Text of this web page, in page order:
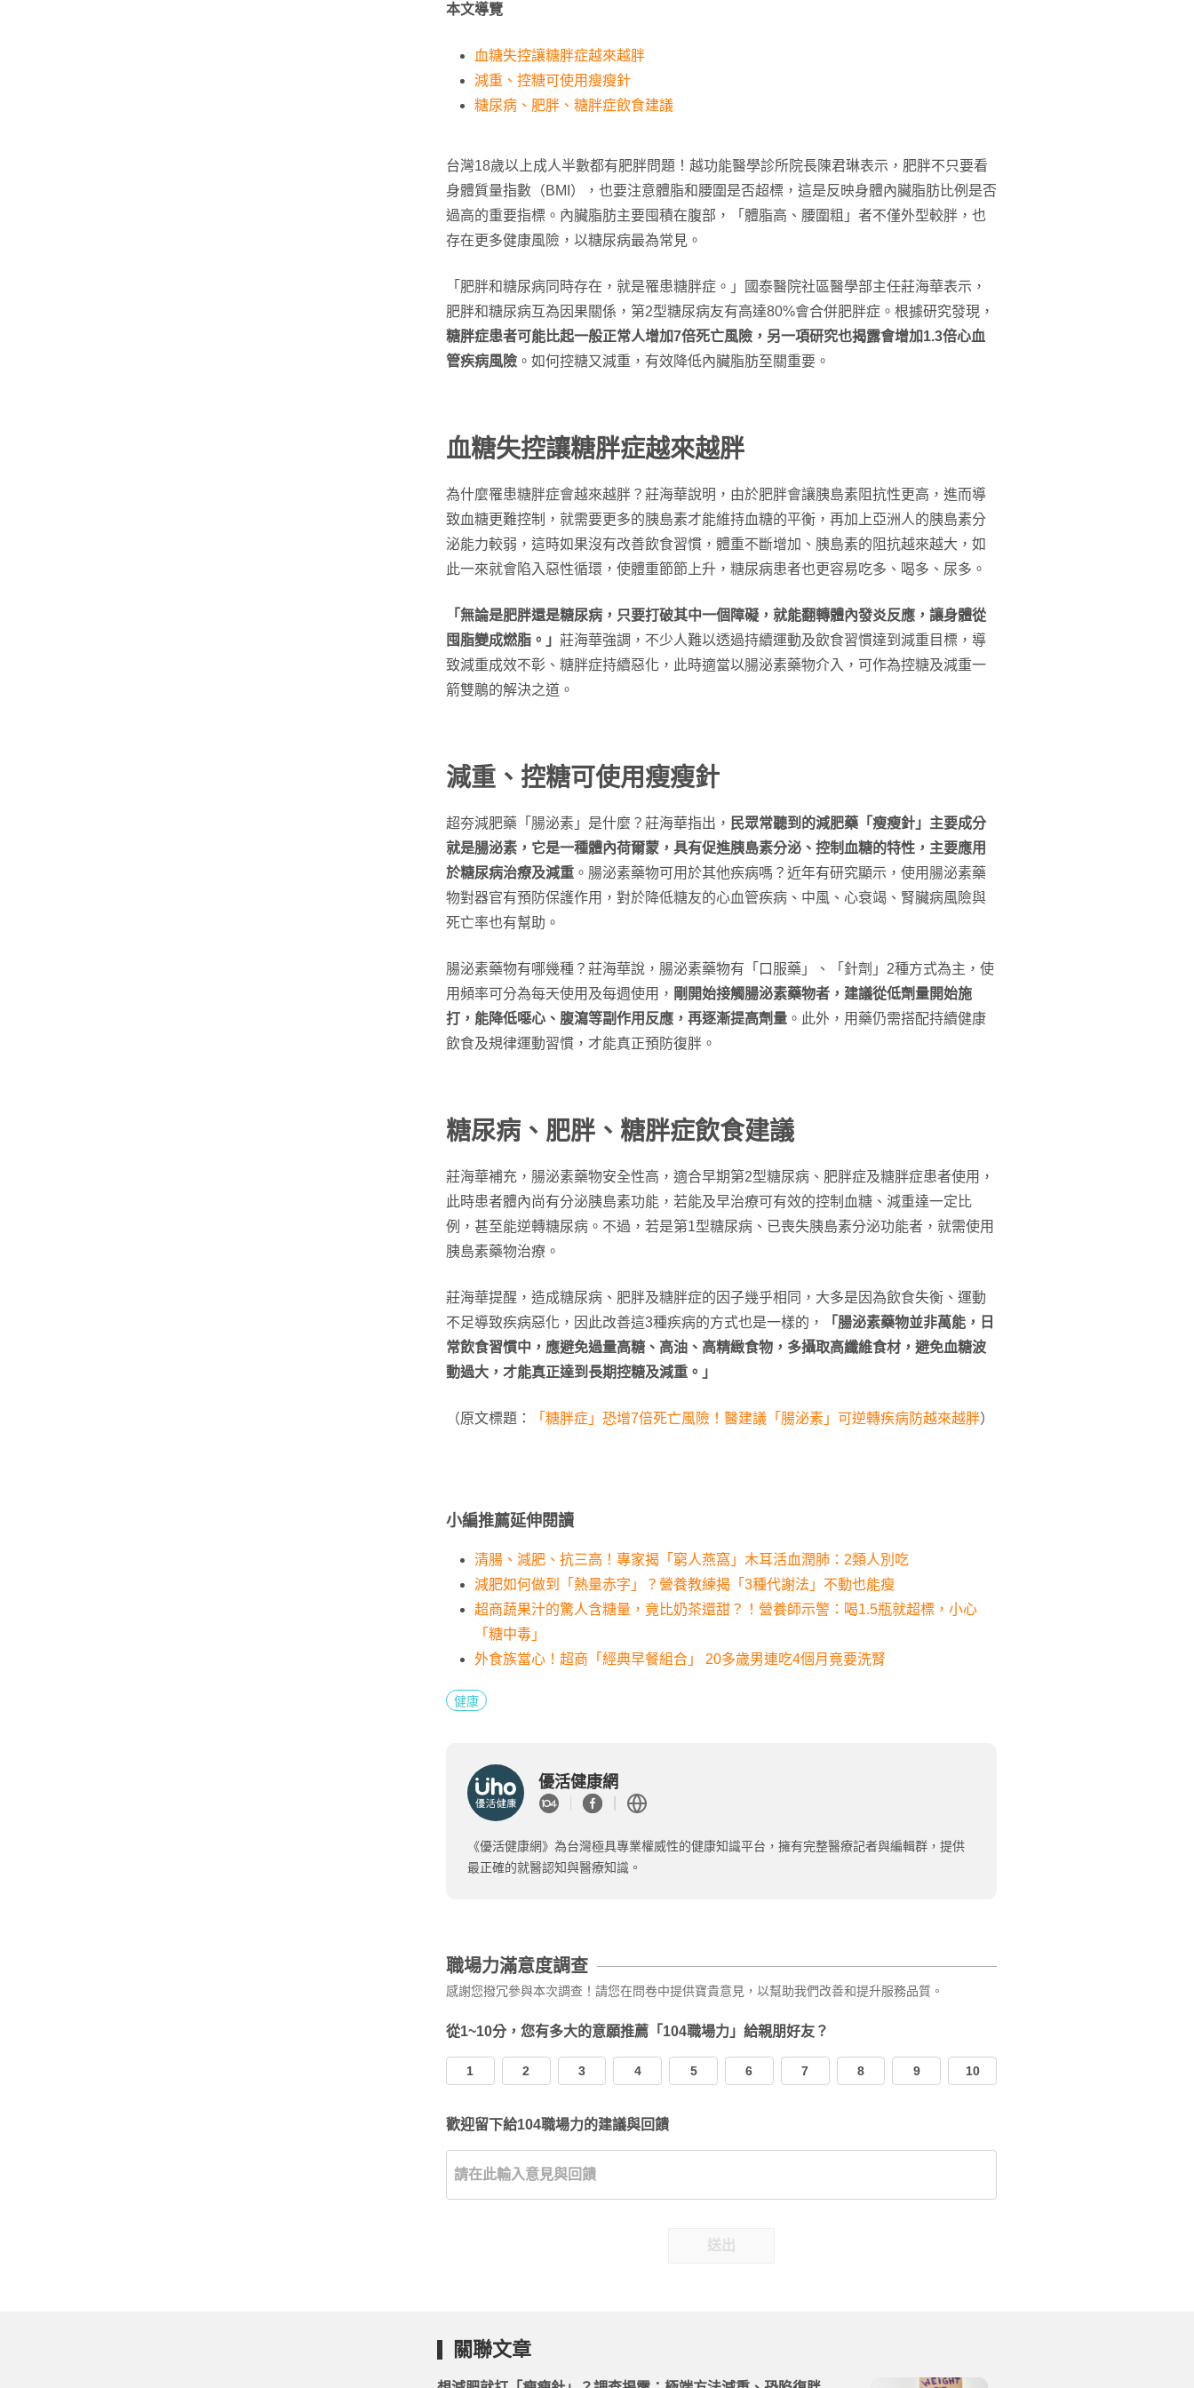
本文導覽
血糖失控讓糖胖症越來越胖
減重、控糖可使用瘦瘦針
糖尿病、肥胖、糖胖症飲食建議
台灣18歲以上成人半數都有肥胖問題！越功能醫學診所院長陳君琳表示，肥胖不只要看
身體質量指數（BMI），也要注意體脂和腰圍是否超標，這是反映身體內臟脂肪比例是否
過高的重要指標。內臟脂肪主要囤積在腹部，「體脂高、腰圍粗」者不僅外型較胖，也
存在更多健康風險，以糖尿病最為常見。
「肥胖和糖尿病同時存在，就是罹患糖胖症。」國泰醫院社區醫學部主任莊海華表示，
肥胖和糖尿病互為因果關係，第2型糖尿病友有高達80%會合併肥胖症。根據研究發現，
糖胖症患者可能比起一般正常人增加7倍死亡風險，另一項研究也揭露會增加1.3倍心血
管疾病風險 。如何控糖又減重，有效降低內臟脂肪至關重要。
血糖失控讓糖胖症越來越胖
為什麼罹患糖胖症會越來越胖？莊海華說明，由於肥胖會讓胰島素阻抗性更高，進而導
致血糖更難控制，就需要更多的胰島素才能維持血糖的平衡，再加上亞洲人的胰島素分
泌能力較弱，這時如果沒有改善飲食習慣，體重不斷增加、胰島素的阻抗越來越大，如
此一來就會陷入惡性循環，使體重節節上升，糖尿病患者也更容易吃多、喝多、尿多。
「無論是肥胖還是糖尿病，只要打破其中一個障礙，就能翻轉體內發炎反應，讓身體從
囤脂變成燃脂。」 莊海華強調，不少人難以透過持續運動及飲食習慣達到減重目標，導
致減重成效不彰、糖胖症持續惡化，此時適當以腸泌素藥物介入，可作為控糖及減重一
箭雙鵰的解決之道。
減重、控糖可使用瘦瘦針
超夯減肥藥「腸泌素」是什麼？莊海華指出， 民眾常聽到的減肥藥「瘦瘦針」主要成分
就是腸泌素，它是一種體內荷爾蒙，具有促進胰島素分泌、控制血糖的特性，主要應用
於糖尿病治療及減重 。腸泌素藥物可用於其他疾病嗎？近年有研究顯示，使用腸泌素藥
物對器官有預防保護作用，對於降低糖友的心血管疾病、中風、心衰竭、腎臟病風險與
死亡率也有幫助。
腸泌素藥物有哪幾種？莊海華說，腸泌素藥物有「口服藥」、「針劑」2種方式為主，使
用頻率可分為每天使用及每週使用， 剛開始接觸腸泌素藥物者，建議從低劑量開始施
打，能降低噁心、腹瀉等副作用反應，再逐漸提高劑量 。此外，用藥仍需搭配持續健康
飲食及規律運動習慣，才能真正預防復胖。
糖尿病、肥胖、糖胖症飲食建議
莊海華補充，腸泌素藥物安全性高，適合早期第2型糖尿病、肥胖症及糖胖症患者使用，
此時患者體內尚有分泌胰島素功能，若能及早治療可有效的控制血糖、減重達一定比
例，甚至能逆轉糖尿病。不過，若是第1型糖尿病、已喪失胰島素分泌功能者，就需使用
胰島素藥物治療。
莊海華提醒，造成糖尿病、肥胖及糖胖症的因子幾乎相同，大多是因為飲食失衡、運動
不足導致疾病惡化，因此改善這3種疾病的方式也是一樣的，
「腸泌素藥物並非萬能，日
常飲食習慣中，應避免過量高糖、高油、高精緻食物，多攝取高纖維食材，避免血糖波
動過大，才能真正達到長期控糖及減重。」
（原文標題： 「糖胖症」恐增7倍死亡風險！醫建議「腸泌素」可逆轉疾病防越來越胖）
小編推薦延伸閱讀
清腸、減肥、抗三高！專家揭「窮人燕窩」木耳活血潤肺：2類人別吃
減肥如何做到「熱量赤字」？營養教練揭「3種代謝法」不動也能瘦
超商蔬果汁的驚人含糖量，竟比奶茶還甜？！營養師示警：喝1.5瓶就超標，小心
「糖中毒」
外食族當心！超商「經典早餐組合」 20多歲男連吃4個月竟要洗腎
健康
優活健康網
《優活健康網》為台灣極具專業權威性的健康知識平台，擁有完整醫療記者與編輯群，提供
最正確的就醫認知與醫療知識。
職場力滿意度調查
感謝您撥冗參與本次調查！請您在問卷中提供寶貴意見，以幫助我們改善和提升服務品質。
從1~10分，您有多大的意願推薦「104職場力」給親朋好友？
1 2 3 4 5 6 7 8 9 10
歡迎留下給104職場力的建議與回饋
送出
關聯文章